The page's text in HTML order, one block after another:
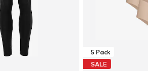
5 Pack
SALE